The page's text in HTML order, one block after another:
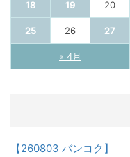
« 4月
18 19 20
25 26 27
【260803 バンコク】